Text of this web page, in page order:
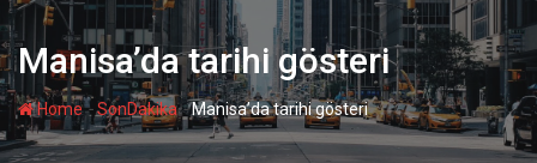
Manisa’da tarihi gösteri
Home-SonDakika-Manisa’da tarihi gösteri